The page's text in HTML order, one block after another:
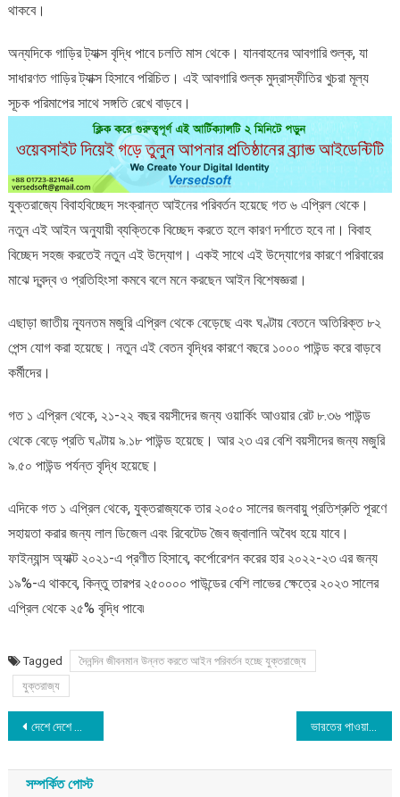
থাকবে।
অন্যদিকে গাড়ির ট্যাক্স বৃদ্ধি পাবে চলতি মাস থেকে। যানবাহনের আবগারি শুল্ক, যা
সাধারণত গাড়ির ট্যাক্স হিসাবে পরিচিত। এই আবগারি শুল্ক মুদ্রাস্ফীতির খুচরা মূল্য
সূচক পরিমাপের সাথে সঙ্গতি রেখে বাড়বে।
যুক্তরাজ্যে বিবাহবিচ্ছেদ সংক্রান্ত আইনের পরিবর্তন হয়েছে গত ৬ এপ্রিল থেকে।
নতুন এই আইন অনুযায়ী ব্যক্তিকে বিচ্ছেদ করতে হলে কারণ দর্শাতে হবে না। বিবাহ
বিচ্ছেদ সহজ করতেই নতুন এই উদ্যোগ। একই সাথে এই উদ্যোগের কারণে পরিবারের
মাঝে দ্বন্দ্ব ও প্রতিহিংসা কমবে বলে মনে করছেন আইন বিশেষজ্ঞরা।
এছাড়া জাতীয় ন্যূনতম মজুরি এপ্রিল থেকে বেড়েছে এবং ঘণ্টায় বেতনে অতিরিক্ত ৮২
পেন্স যোগ করা হয়েছে। নতুন এই বেতন বৃদ্ধির কারণে বছরে ১০০০ পাউন্ড করে বাড়বে
কর্মীদের।
গত ১ এপ্রিল থেকে, ২১-২২ বছর বয়সীদের জন্য ওয়ার্কিং আওয়ার রেট ৮.৩৬ পাউন্ড
থেকে বেড়ে প্রতি ঘণ্টায় ৯.১৮ পাউন্ড হয়েছে। আর ২৩ এর বেশি বয়সীদের জন্য মজুরি
৯.৫০ পাউন্ড পর্যন্ত বৃদ্ধি হয়েছে।
এদিকে গত ১ এপ্রিল থেকে, যুক্তরাজ্যকে তার ২০৫০ সালের জলবায়ু প্রতিশ্রুতি পূরণে
সহায়তা করার জন্য লাল ডিজেল এবং রিবেটেড জৈব জ্বালানি অবৈধ হয়ে যাবে।
ফাইন্যান্স অ্যাক্ট ২০২১-এ প্রণীত হিসাবে, কর্পোরেশন করের হার ২০২২-২৩ এর জন্য
১৯%-এ থাকবে, কিন্তু তারপর ২৫০০০০ পাউন্ডের বেশি লাভের ক্ষেত্রে ২০২৩ সালের
এপ্রিল থেকে ২৫% বৃদ্ধি পাবে৷
Tagged
দৈনন্দিন জীবনমান উন্নত করতে আইন পরিবর্তন হচ্ছে যুক্তরাজ্যে
যুক্তরাজ্য
Post
navigation
দেশে দেশে অস্থিরতা ভারতের পাওয়ার গ্রিডে চীনা হ্যাকারদের হামলার অভিযোগ
সম্পর্কিত পোস্ট